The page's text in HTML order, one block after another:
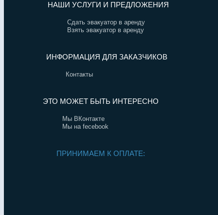
НАШИ УСЛУГИ И ПРЕДЛОЖЕНИЯ
Сдать эвакуатор в аренду
Взять эвакуатор в аренду
ИНФОРМАЦИЯ ДЛЯ ЗАКАЗЧИКОВ
Контакты
ЭТО МОЖЕТ БЫТЬ ИНТЕРЕСНО
Мы ВКонтакте
Мы на fecebook
ПРИНИМАЕМ К ОПЛАТЕ: